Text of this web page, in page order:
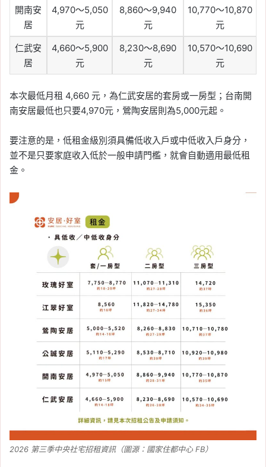
開南安
居
4,970～5,050
元
8,860～9,940
元
10,770～10,870
元
仁武安
居
4,660～5,900
元
8,230～8,690
元
10,570～10,690
元
本次最低月租 4,660 元，為仁武安居的套房或一房型；台南開
南安居最低也只要4,970元，鶯陶安居則為5,000元起。
要注意的是，低租金級別須具備低收入戶或中低收入戶身分，
並不是只要家庭收入低於一般申請門檻，就會自動適用最低租
金。
2026 第三季中央社宅招租資訊（圖源：國家住都中心 FB）